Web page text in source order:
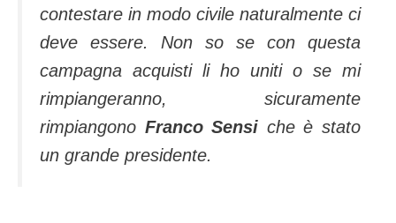
contestare in modo civile naturalmente ci
deve essere. Non so se con questa
campagna acquisti li ho uniti o se mi
rimpiangeranno, sicuramente
rimpiangono Franco Sensi che è stato
un grande presidente.